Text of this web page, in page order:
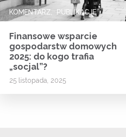
KOMENTARZ PUBLIKACJE
Finansowe wsparcie
gospodarstw domowych
2025: do kogo trafia
„socjal”?
25 listopada, 2025